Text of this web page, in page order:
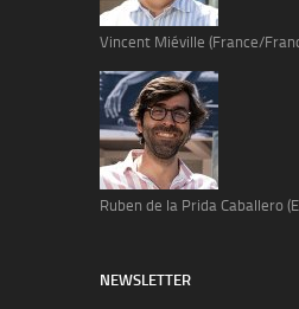
Vincent Miéville (France/
Ruben de la Prida Caballero
NEWSLETTER